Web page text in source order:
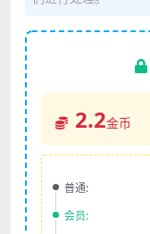
2.2金币
普通:
会员: